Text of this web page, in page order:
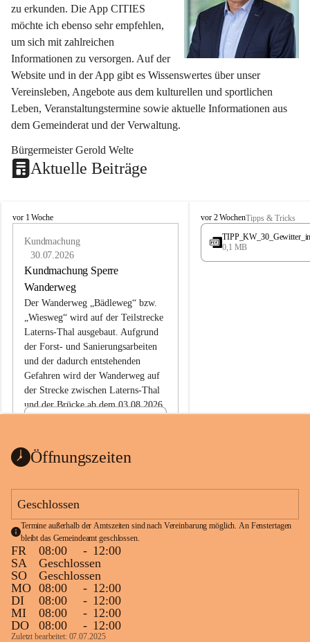
zu erkunden. Die App CITIES
möchte ich ebenso sehr empfehlen,
um sich mit zahlreichen
Informationen zu versorgen. Auf der
Website und in der App gibt es Wissenswertes über unser
Vereinsleben, Angebote aus dem kulturellen und sportlichen
Leben, Veranstaltungstermine sowie aktuelle Informationen aus
dem Gemeinderat und der Verwaltung.
Bürgermeister Gerold Welte
Aktuelle Beiträge
L
vor 1 Woche
Kundmachung
30.07.2026
Kundmachung Sperre
Wanderweg
Der Wanderweg „Bädleweg“ bzw.
„Wiesweg“ wird auf der Teilstrecke
Laterns-Thal ausgebaut. Aufgrund
der Forst- und Sanierungsarbeiten
und der dadurch entstehenden
Gefahren wird der Wanderweg auf
der Strecke zwischen Laterns-Thal
und der Brücke ab dem 03.08.2026
ht
1 Seite•0,1 MB
L
a
e
vor 2 WochenTipps & Tricks
0,1 MB
Öffnungszeiten
Geschlossen
Termine außerhalb der Amtszeiten sind nach Vereinbarung möglich. An Fenstertagen
bleibt das Gemeindeamt geschlossen.
FR 08:00 - 12:00
SA
Geschlossen
SO
Geschlossen
MO 08:00 - 12:00
DI
08:00 - 12:00
MI
08:00 - 12:00
DO
08:00 - 12:00
Zuletzt bearbeitet: 07.07.2025